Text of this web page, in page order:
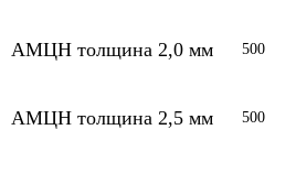
АМЦН толщина 2,0 мм 500
АМЦН толщина 2,5 мм 500